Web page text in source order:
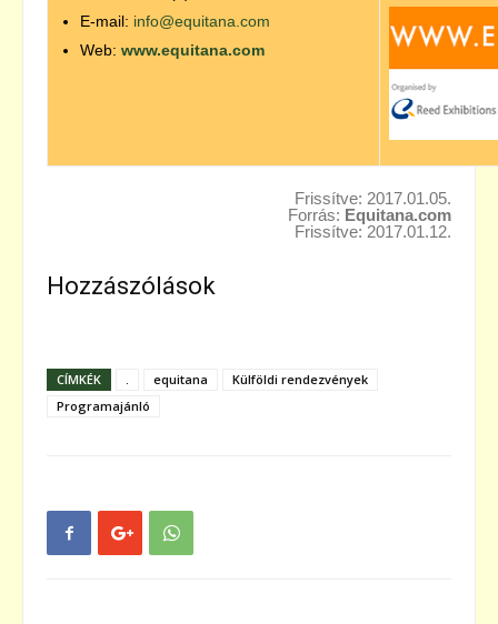
E-mail: info@equitana.com
Web: www.equitana.com
Frissítve: 2017.01.05.
Forrás: Equitana.com
Frissítve: 2017.01.12.
Hozzászólások
CÍMKÉK . equitana
Külföldi rendezvények
Programajánló